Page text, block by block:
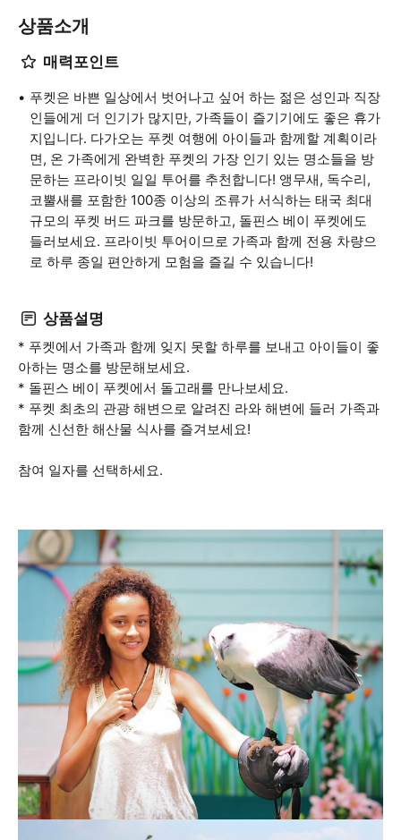
상품소개
매력포인트
푸켓은 바쁜 일상에서 벗어나고 싶어 하는 젊은 성인과 직장
인들에게 더 인기가 많지만, 가족들이 즐기기에도 좋은 휴가
지입니다. 다가오는 푸켓 여행에 아이들과 함께할 계획이라
면, 온 가족에게 완벽한 푸켓의 가장 인기 있는 명소들을 방
문하는 프라이빗 일일 투어를 추천합니다! 앵무새, 독수리,
코뿔새를 포함한 100종 이상의 조류가 서식하는 태국 최대
규모의 푸켓 버드 파크를 방문하고, 돌핀스 베이 푸켓에도
들러보세요. 프라이빗 투어이므로 가족과 함께 전용 차량으
로 하루 종일 편안하게 모험을 즐길 수 있습니다!
상품설명
* 푸켓에서 가족과 함께 잊지 못할 하루를 보내고 아이들이 좋
아하는 명소를 방문해보세요.
* 돌핀스 베이 푸켓에서 돌고래를 만나보세요.
* 푸켓 최초의 관광 해변으로 알려진 라와 해변에 들러 가족과
함께 신선한 해산물 식사를 즐겨보세요!
참여 일자를 선택하세요.